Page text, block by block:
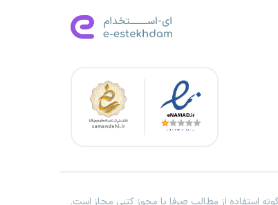
استفاده از مطالب صرفا با مجوز کتبی مجاز است.